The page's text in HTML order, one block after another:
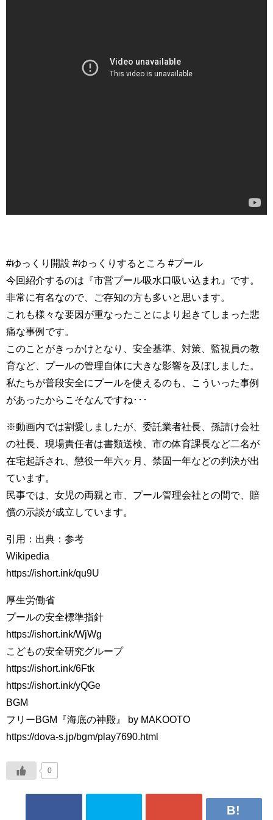
#ゆっくり開設 #ゆっくりするところ #プール
今回紹介するのは『市営プール吸水口吸い込まれ』です。
非常に有名なので、ご存知の方も多いと思います。
これも様々な要因が重なったことにより起きてしまった悲
痛な事例です。
このことがきっかけとなり、安全基準、対策、監視員の教
育など、プールの管理自体に大きな影響を及ぼしました。
私たちが普段安全にプールを使えるのも、こういった事例
があったからこそなんですね･･･
※動画内では割愛しましたが、委託業者社長、孫請け会社
の社長、現場責任者は書類送検、市の体育課長など二名が
在宅起訴され、懲役一年六ヶ月、禁固一年などの判決が出
ています。
民事では、女児の両親と市、プール管理会社との間で、賠
償の示談が成立しています。
引用：出典：参考
Wikipedia
https://ishort.ink/qu9U
厚生労働省
プールの安全標準指針
https://ishort.ink/WjWg
こどもの安全研究グループ
https://ishort.ink/6Ftk
https://ishort.ink/yQGe
BGM
フリーBGM『海底の神殿』 by MAKOOTO
https://dova-s.jp/bgm/play7690.html
0